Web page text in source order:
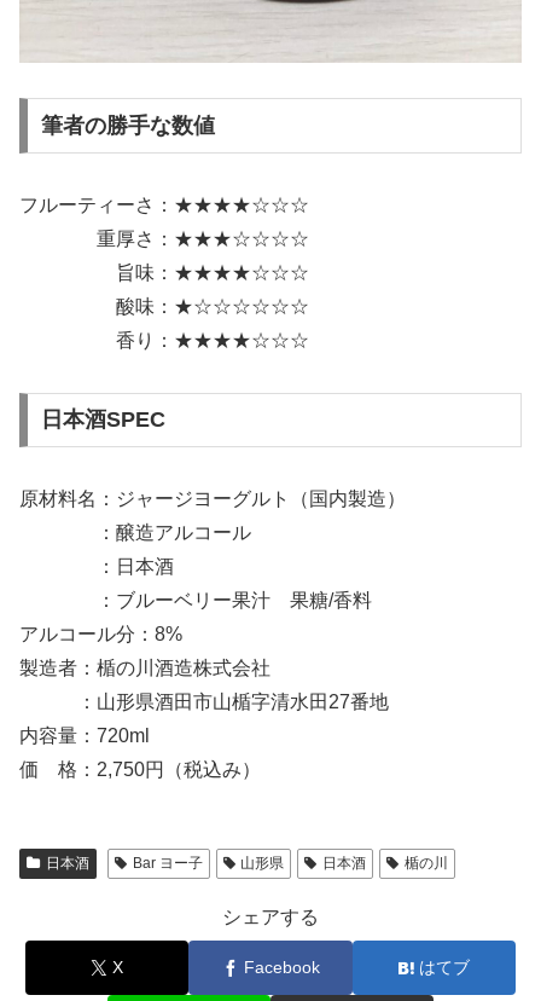
筆者の勝手な数値
フルーティーさ：★★★★☆☆☆
重厚さ：★★★☆☆☆☆
旨味：★★★★☆☆☆
酸味：★☆☆☆☆☆☆
香り：★★★★☆☆☆
日本酒SPEC
原材料名：ジャージヨーグルト（国内製造）
：醸造アルコール
：日本酒
：ブルーベリー果汁 果糖/香料
アルコール分：8%
製造者：楯の川酒造株式会社
：山形県酒田市山楯字清水田27番地
内容量：720ml
価 格：2,750円（税込み）
日本酒 Bar ヨー子 山形県 日本酒 楯の川
シェアする
X Facebook はてブ